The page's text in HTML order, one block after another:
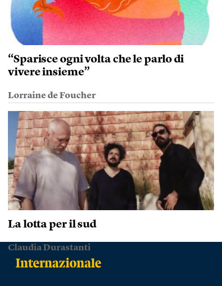
“Sparisce ogni volta che le parlo di
vivere insieme”
Lorraine de Foucher
La lotta per il sud
Claudia Durastanti